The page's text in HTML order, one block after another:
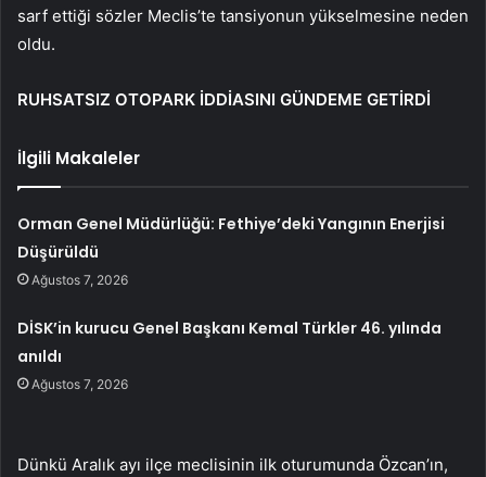
sarf ettiği sözler Meclis’te tansiyonun yükselmesine neden
oldu.
RUHSATSIZ OTOPARK İDDİASINI GÜNDEME GETİRDİ
İlgili Makaleler
Orman Genel Müdürlüğü: Fethiye’deki Yangının Enerjisi
Düşürüldü
Ağustos 7, 2026
DİSK’in kurucu Genel Başkanı Kemal Türkler 46. yılında
anıldı
Ağustos 7, 2026
Dünkü Aralık ayı ilçe meclisinin ilk oturumunda Özcan’ın,